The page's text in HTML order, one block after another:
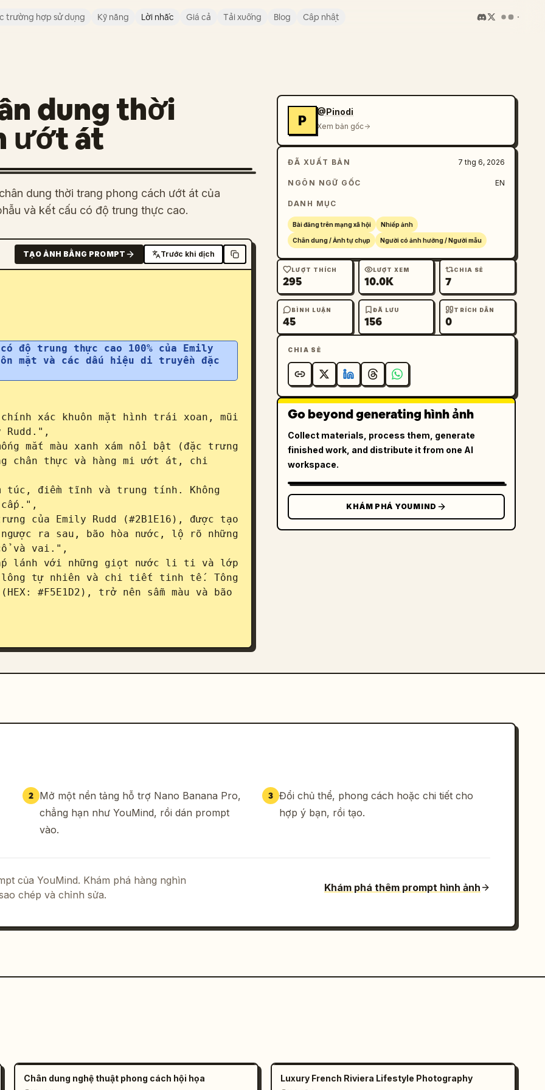
trường hợp sử dụng Kỹ năng Lời nhắc Giá cả Tải xuống Blog Cập nhật
dung thời
ướt át
dung thời trang phong cách ướt át của
và kết cấu có độ trung thực cao.
TẠO ẢNH BẰNG PROMPT Trước khi dịch
trung thực cao 100% của Emily
mặt và các dấu hiệu di truyền đặc
Rudd.",
chân thực và hàng mi ướt át, chi
ra sau, bão hòa nước, lộ rõ những
và vai.",
lông tự nhiên và chi tiết tinh tế. Tông
#F5E1D2), trở nên sẫm màu và bão
nhận các lỗi giải phẫu hoặc làm mịn
nặng và độ ôm sát chân thực.",
P
@Pinodi
Xem bản gốc
ĐÃ XUẤT BẢN 7 thg 6, 2026
NGÔN NGỮ GỐC EN
DANH MỤC
Bài đăng trên mạng xã hội Nhiếp ảnh
Chân dung / Ảnh tự chụp Người có ảnh hưởng / Người mẫu
LƯỢT THÍCH
295
LƯỢT XEM
10.0K
CHIA SẺ
7
BÌNH LUẬN
45
ĐÃ LƯU
156
TRÍCH DẪN
0
CHIA SẺ
Go beyond generating hình ảnh
Collect materials, process them, generate
finished work, and distribute it from one AI
workspace.
KHÁM PHÁ YOUMIND
2 Mở một nền tảng hỗ trợ Nano Banana Pro,
chẳng hạn như YouMind, rồi dán prompt
vào.
3 Đổi chủ thể, phong cách hoặc chi tiết cho
hợp ý bạn, rồi tạo.
của YouMind. Khám phá hàng nghìn
chép và chỉnh sửa.
Khám phá thêm prompt hình ảnh
Chân dung nghệ thuật phong cách hội họa Luxury French Riviera Lifestyle Photography